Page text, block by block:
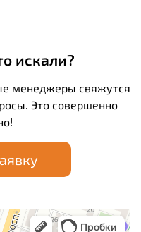
искали?
менеджеры свяжутся
Это совершенно